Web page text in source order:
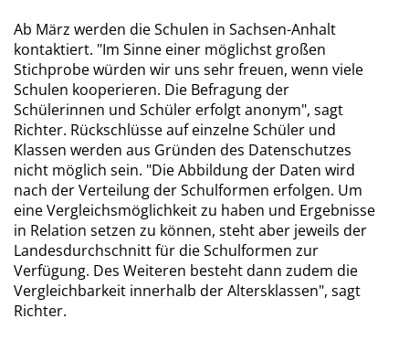
Ab März werden die Schulen in Sachsen-Anhalt
kontaktiert. "Im Sinne einer möglichst großen
Stichprobe würden wir uns sehr freuen, wenn viele
Schulen kooperieren. Die Befragung der
Schülerinnen und Schüler erfolgt anonym", sagt
Richter. Rückschlüsse auf einzelne Schüler und
Klassen werden aus Gründen des Datenschutzes
nicht möglich sein. "Die Abbildung der Daten wird
nach der Verteilung der Schulformen erfolgen. Um
eine Vergleichsmöglichkeit zu haben und Ergebnisse
in Relation setzen zu können, steht aber jeweils der
Landesdurchschnitt für die Schulformen zur
Verfügung. Des Weiteren besteht dann zudem die
Vergleichbarkeit innerhalb der Altersklassen", sagt
Richter.